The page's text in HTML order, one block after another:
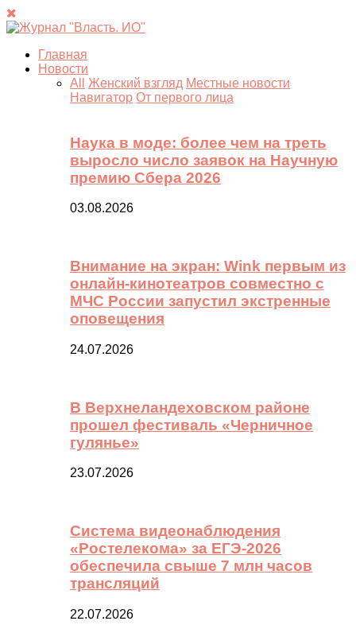
Главная
Новости
All
Женский взгляд Местные новости
Навигатор От первого лица
Наука в моде: более чем на треть
выросло число заявок на Научную
премию Сбера 2026
03.08.2026
Внимание на экран: Wink первым из
онлайн-кинотеатров совместно с
МЧС России запустил экстренные
оповещения
24.07.2026
В Верхнеландеховском районе
прошел фестиваль «Черничное
гулянье»
23.07.2026
Система видеонаблюдения
«Ростелекома» за ЕГЭ-2026
обеспечила свыше 7 млн часов
трансляций
22.07.2026